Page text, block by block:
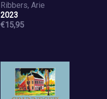
Ribbers, Arie
2023
€15,95